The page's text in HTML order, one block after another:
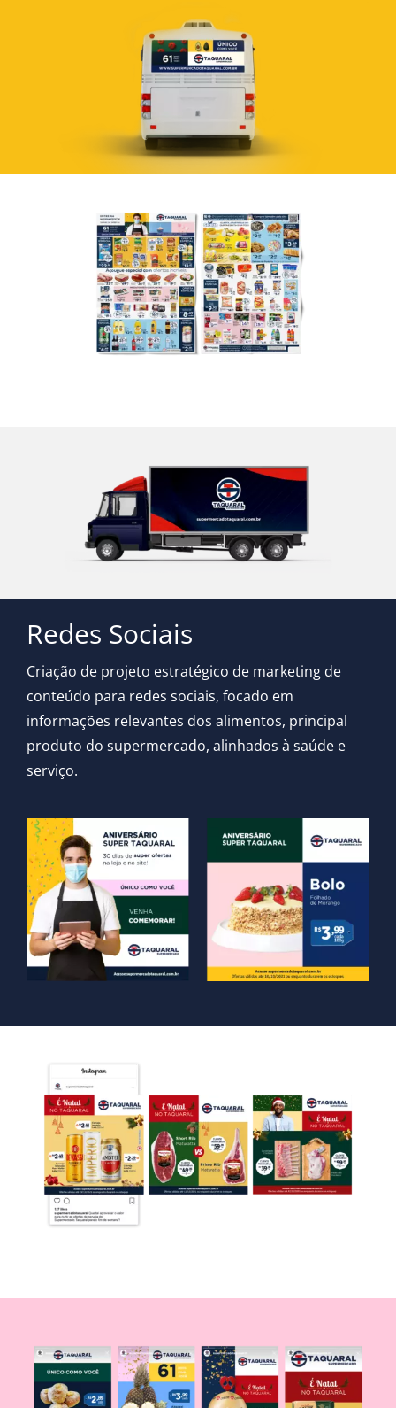
Redes Sociais
Criação de projeto estratégico de marketing de
conteúdo para redes sociais, focado em
informações relevantes dos alimentos, principal
produto do supermercado, alinhados à saúde e
serviço.